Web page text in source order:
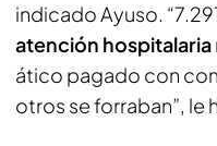
indicado Ayuso.
atención hospitalaria
ático pagado con
otros se forraban”, le